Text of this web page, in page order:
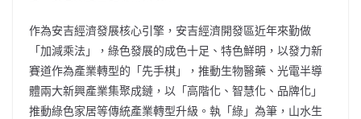
作為安吉經濟發展核心引擎，安吉經濟開發區近年來勤做
「加減乘法」，綠色發展的成色十足、特色鮮明，以發力新
賽道作為產業轉型的「先手棋」，推動生物醫藥、光電半導
體兩大新興產業集聚成鏈，以「高階化、智慧化、品牌化」
推動綠色家居等傳統產業轉型升級。執「綠」為筆，山水生